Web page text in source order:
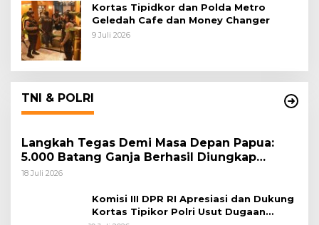
Kortas Tipidkor dan Polda Metro
Geledah Cafe dan Money Changer
9 Juli 2026
TNI & POLRI
Langkah Tegas Demi Masa Depan Papua:
5.000 Batang Ganja Berhasil Diungkap
Koops TNI Habema
18 Juli 2026
Komisi III DPR RI Apresiasi dan Dukung
Kortas Tipikor Polri Usut Dugaan